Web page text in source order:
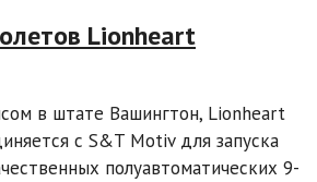
Lionheart
в штате Вашингтон, Lionheart
с S&T Motiv для запуска
полуавтоматических 9-